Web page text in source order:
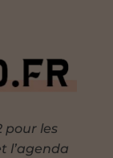
pour les
l’agenda